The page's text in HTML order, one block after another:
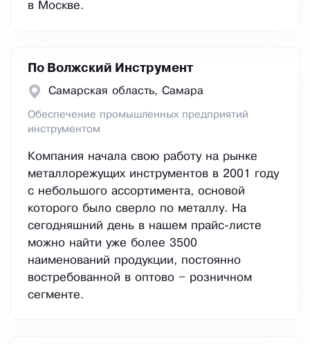
в Москве.
По Волжский Инструмент
Самарская область, Самара
Обеспечение промышленных предприятий
инструментом
Компания начала свою работу на рынке
металлорежущих инструментов в 2001 году
с небольшого ассортимента, основой
которого было сверло по металлу. На
сегодняшний день в нашем прайс-листе
можно найти уже более 3500
наименований продукции, постоянно
востребованной в оптово – розничном
сегменте.